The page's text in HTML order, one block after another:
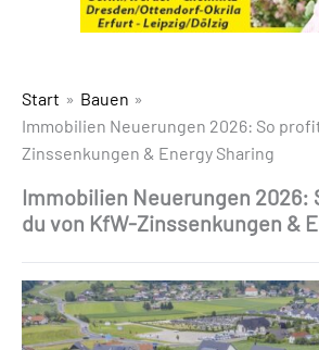
Start
Bauen
Immobilien Neuerungen 2026: So
Zinssenkungen & Energy Sharing
Immobilien Neuerungen
du von KfW-Zinssenkungen &